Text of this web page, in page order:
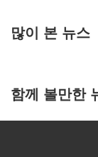
많이 본 뉴스
함께 볼만한